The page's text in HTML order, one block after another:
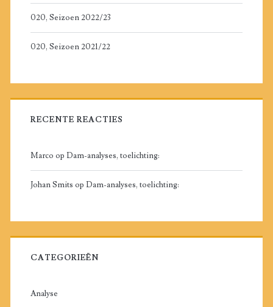
020, Seizoen 2022/23
020, Seizoen 2021/22
RECENTE REACTIES
Marco op Dam-analyses, toelichting:
Johan Smits op Dam-analyses, toelichting:
CATEGORIEËN
Analyse